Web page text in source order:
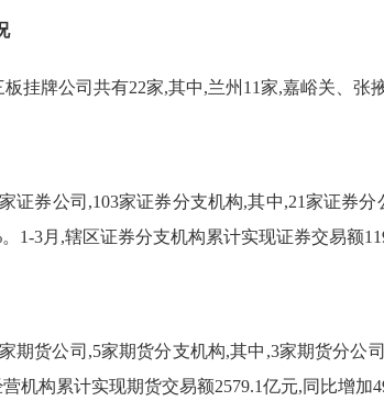
挂牌公司共有22家,其中,兰州 11家,嘉峪关、张
证券公司,103家证券分支机构,其中,21家证券分
1-3月,辖区证券分支机构累计实现证券交易额
期货公司,5家期货分支机构,其中,3家期货分公
机构累计实现期货交易额2579.1亿元,同比增加